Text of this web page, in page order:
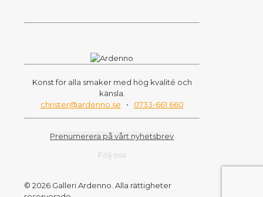
Konst för alla smaker med hög kvalité och
känsla.
christer@ardenno.se • 0733-661 660
Prenumerera på vårt nyhetsbrev
Följ oss
© 2026 Galleri Ardenno. Alla rättigheter